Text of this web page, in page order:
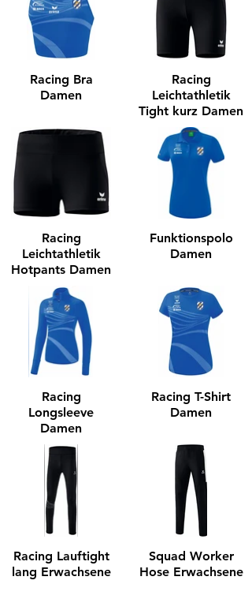
Racing Bra
Damen
Racing
Leichtathletik
Tight kurz Damen
Racing
Leichtathletik
Hotpants Damen
Funktionspolo
Damen
Racing
Longsleeve
Damen
Racing T-Shirt
Damen
Racing Lauftight
lang Erwachsene
Squad Worker
Hose Erwachsene